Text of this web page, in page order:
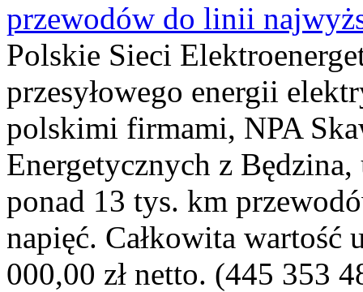
przewodów do linii
Polskie Sieci
przesyłowego energii
polskimi firmami, NPA
Energetycznych z
ponad 13 tys. km
napięć. Całkowita
000,00 zł netto. (445 353